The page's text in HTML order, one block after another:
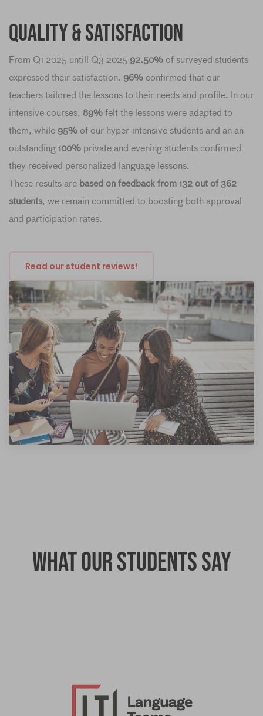
Quality & Satisfaction
From Q1 2025 untill Q3 2025 92.50% of surveyed students
expressed their satisfaction. 96% confirmed that our
teachers tailored the lessons to their needs and profile. In our
intensive courses, 89% felt the lessons were adapted to
them, while 95% of our hyper-intensive students and an an
outstanding 100% private and evening students confirmed
they received personalized language lessons.
These results are based on feedback from 132 out of 362
students, we remain committed to boosting both approval
and participation rates.
Read our student reviews!
What our students say